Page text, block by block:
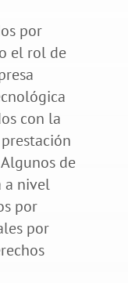
por
el rol de
con la
de
a nivel
por
por